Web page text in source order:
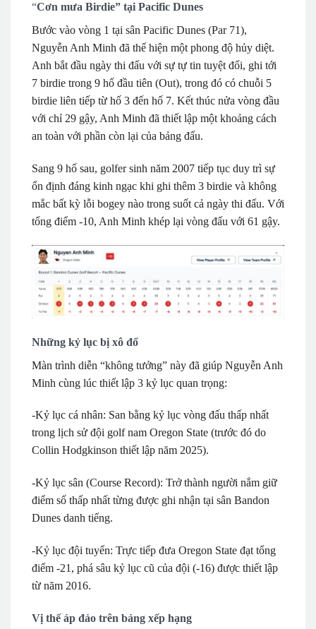
“Cơn mưa Birdie” tại Pacific Dunes
Bước vào vòng 1 tại sân Pacific Dunes (Par 71),
Nguyễn Anh Minh đã thể hiện một phong độ hủy diệt.
Anh bắt đầu ngày thi đấu với sự tự tin tuyệt đối, ghi tới
7 birdie trong 9 hố đầu tiên (Out), trong đó có chuỗi 5
birdie liên tiếp từ hố 3 đến hố 7. Kết thúc nửa vòng đầu
với chỉ 29 gậy, Anh Minh đã thiết lập một khoảng cách
an toàn với phần còn lại của bảng đấu.
Sang 9 hố sau, golfer sinh năm 2007 tiếp tục duy trì sự
ổn định đáng kinh ngạc khi ghi thêm 3 birdie và không
mắc bất kỳ lỗi bogey nào trong suốt cả ngày thi đấu. Với
tổng điểm -10, Anh Minh khép lại vòng đấu với 61 gậy.
Những kỷ lục bị xô đổ
Màn trình diễn “không tưởng” này đã giúp Nguyễn Anh
Minh cùng lúc thiết lập 3 kỷ lục quan trọng:
-Kỷ lục cá nhân: San bằng kỷ lục vòng đấu thấp nhất
trong lịch sử đội golf nam Oregon State (trước đó do
Collin Hodgkinson thiết lập năm 2025).
-Kỷ lục sân (Course Record): Trở thành người nắm giữ
điểm số thấp nhất từng được ghi nhận tại sân Bandon
Dunes danh tiếng.
-Kỷ lục đội tuyển: Trực tiếp đưa Oregon State đạt tổng
điểm -21, phá sâu kỷ lục cũ của đội (-16) được thiết lập
từ năm 2016.
Vị thế áp đảo trên bảng xếp hạng